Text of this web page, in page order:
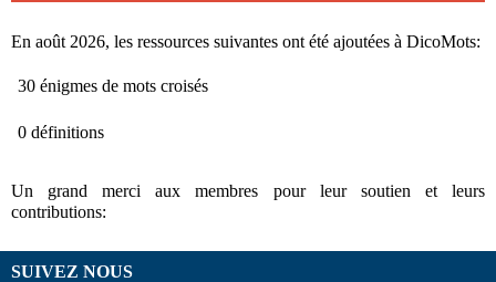
En août 2026, les ressources suivantes ont été ajoutées à DicoMots:
30 énigmes de mots croisés
0 définitions
Un grand merci aux membres pour leur soutien et leurs
contributions:
SUIVEZ NOUS